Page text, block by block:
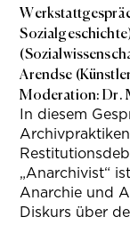
Arendse
Moderation: Dr.
In diesem
„Anarchivist“
Anarchie und
Diskurs über